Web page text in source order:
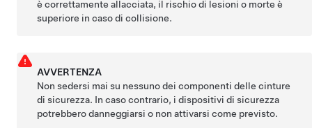
è correttamente allacciata, il rischio di lesioni o morte è
superiore in caso di collisione.
AVVERTENZA
Non sedersi mai su nessuno dei componenti delle cinture
di sicurezza. In caso contrario, i dispositivi di sicurezza
potrebbero danneggiarsi o non attivarsi come previsto.